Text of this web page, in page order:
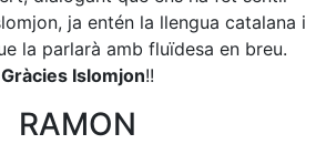
ja entén la llengua catalana i
la parlarà amb fluïdesa en breu.
Gràcies Islomjon!!
RAMON